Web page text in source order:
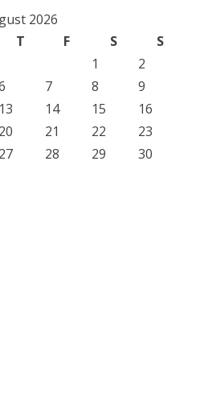
2026
T F S
S
1
2
7 8
9
13 14 15
16
20 21 22
23
27 28 29
30